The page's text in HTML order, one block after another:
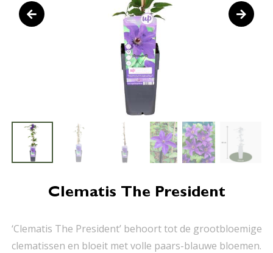
Clematis The President
‘Clematis The President’ behoort tot de grootbloemige
clematissen en bloeit met volle paars-blauwe bloemen.